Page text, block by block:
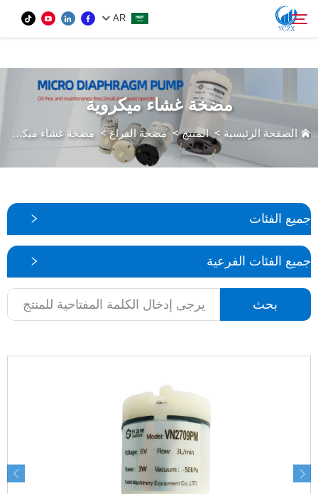
var images = document.getElementsByTagName('img'); for (var i = 0; i <
images.length; i++) { if (!images[i].getAttribute('alt')) { images[i].setAttribute('alt', ''); } }
AR
من نحن
اتصل بنا
بحث مضخة غشاء ميكروية
الصفحة الرئيسية >المنتج>مضخة الفراغ> مضخة غشاء ميكروية
جميع الفئات
جميع الفئات الفرعية
بحث